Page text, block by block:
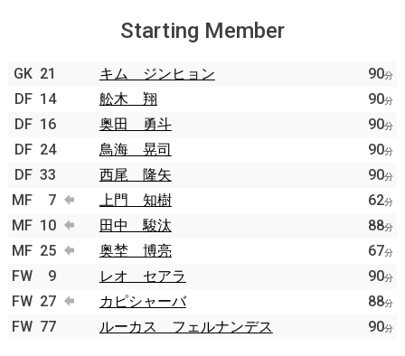
Starting Member
GK 21 キム ジンヒョン 90分
DF 14 舩木 翔 90分
DF 16 奥田 勇斗 90分
DF 24 鳥海 晃司 90分
DF 33 西尾 隆矢 90分
MF 7 上門 知樹 62分
MF 10 田中 駿汰 88分
MF 25 奥埜 博亮 67分
FW 9 レオ セアラ 90分
FW 27 カピシャーバ 88分
FW 77 ルーカス フェルナンデス 90分